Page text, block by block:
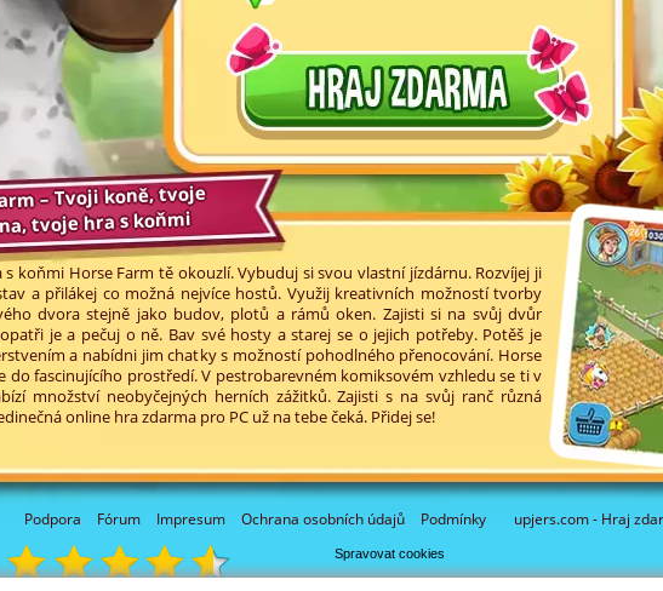
Podpora Fórum Impresum Ochrana osobních údajů Podmínky upjers.com - Hraj
Spravovat cookies
– Tvoji koně, tvoje
tvoje hra s koňmi
s koňmi Horse Farm tě okouzlí. Vybuduj si svou vlastní jízdárnu. Rozvíjej ji
a přilákej co možná nejvíce hostů. Využij kreativních možností tvorby
dvora stejně jako budov, plotů a rámů oken. Zajisti si na svůj dvůr
je a pečuj o ně. Bav své hosty a starej se o jejich potřeby. Potěš je
a nabídni jim chatky s možností pohodlného přenocování. Horse
do fascinujícího prostředí. V pestrobarevném komiksovém vzhledu se ti v
množství neobyčejných herních zážitků. Zajisti s na svůj ranč různá
online hra zdarma pro PC už na tebe čeká. Přidej se!